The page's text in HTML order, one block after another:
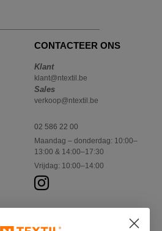
CONTACTEER ONS
Klant
klant@ntextil.be
Sales
verkoop@ntextil.be
02 586 22 00
Maandag – donderdag: 10:00–
13:00 & 14:00–17:30
Vrijdag: 10:00–14:00